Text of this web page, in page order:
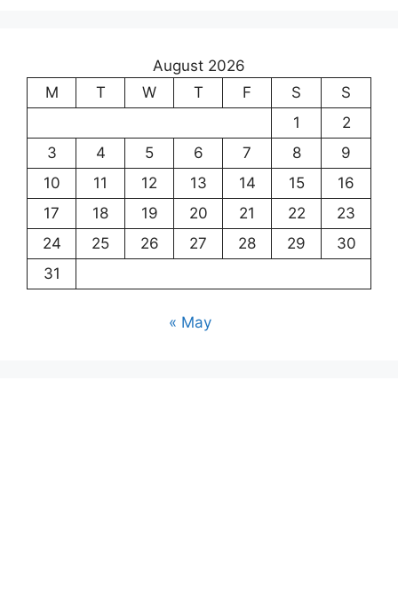
August 2026
M
T W T F S
S
1
2
3
4 5 6 7 8
9
10
11 12 13 14 15
16
17
18 19 20 21 22
23
24
25 26 27 28 29
30
31
« May